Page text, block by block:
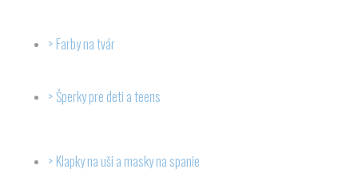
Farby na tvár
Šperky pre deti a teens
Klapky na uši a masky na spanie